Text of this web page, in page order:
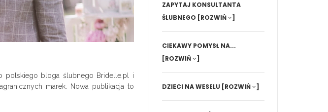
polskiego bloga ślubnego Bridelle.pl i
marek. Nowa publikacja to
ZAPYTAJ KONSULTANTA
ŚLUBNEGO [ROZWIŃ ]
CIEKAWY POMYSŁ NA...
[ROZWIŃ
]
DZIECI NA WESELU [ROZWIŃ ]